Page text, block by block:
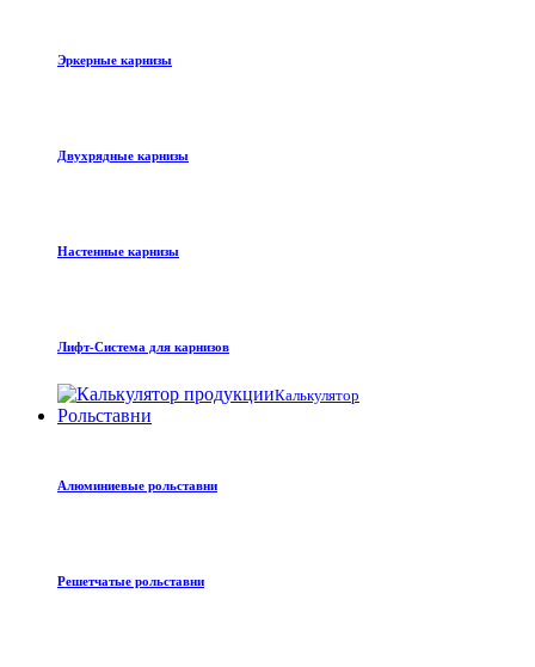
Эркерные карнизы
Двухрядные карнизы
Настенные карнизы
Лифт-Система для карнизов
Калькулятор
Рольставни
Алюминиевые рольставни
Решетчатые рольставни